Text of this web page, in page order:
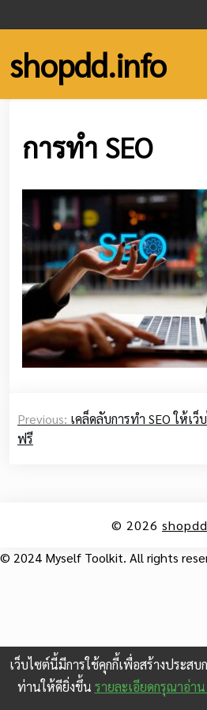
to
content
shopdd.info
การทำ SEO
navigation
Previous: เคล็ดลับการทำ SEO ให้เ
ฟรี
© 2026
© 2024 Myself Toolkit. All rights
เว็บไซต์นี้มีการใช้คุกกี้เพื่อสร้างประสบ
ท่านให้ดียิ่งขึ้น รายละเอียดกรุณาอ่า